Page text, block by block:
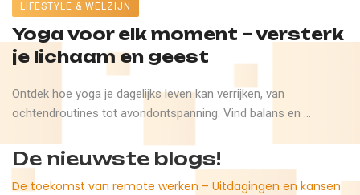
LIFESTYLE & WELZIJN
Yoga voor elk moment – versterk
je lichaam en geest
Ontdek hoe yoga je dagelijks leven kan verrijken, van
ochtendroutines tot avondontspanning. Vind balans en ...
De nieuwste blogs!
De toekomst van remote werken – Uitdagingen en kansen